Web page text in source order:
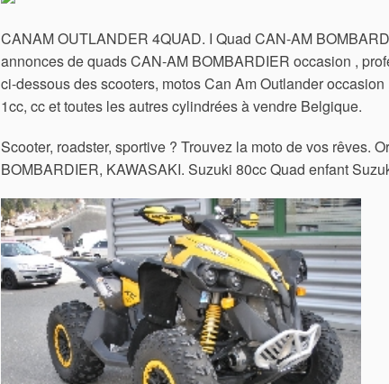
CANAM OUTLANDER 4QUAD. I Quad CAN-AM
annonces de quads CAN-AM BOMBARDIER occasion ,
ci-dessous des scooters, motos Can Am Outlander
1cc, cc et toutes les autres cylindrées à vendre Belgique.
Scooter, roadster, sportive ? Trouvez la moto de vos rêves.
BOMBARDIER, KAWASAKI. Suzuki 80cc Quad enfant